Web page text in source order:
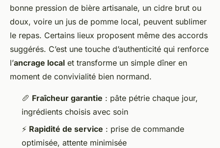
bonne pression de bière artisanale, un cidre brut ou
doux, voire un jus de pomme local, peuvent sublimer
le repas. Certains lieux proposent même des accords
suggérés. C’est une touche d’authenticité qui renforce
l’ancrage local et transforme un simple dîner en
moment de convivialité bien normand.
🥖 Fraîcheur garantie : pâte pétrie chaque jour,
ingrédients choisis avec soin
⚡ Rapidité de service : prise de commande
optimisée, attente minimisée